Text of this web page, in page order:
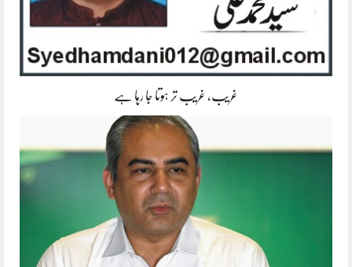
غریب، غریب تر ہوتا جا رہا ہے